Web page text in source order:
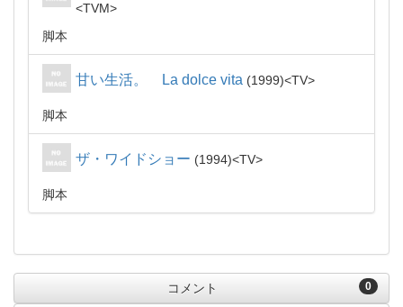
TVM
脚本
甘い生活。 La dolce vita 1999 TV
脚本
ザ・ワイドショー 1994 TV
脚本
0
コメント